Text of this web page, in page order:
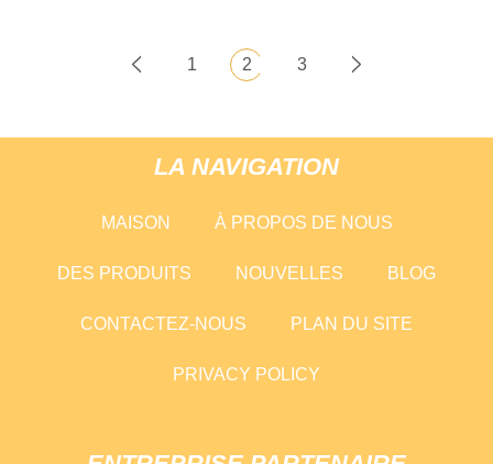
1 2 3
LA NAVIGATION
MAISON À PROPOS DE NOUS
DES PRODUITS NOUVELLES BLOG
CONTACTEZ-NOUS PLAN DU SITE
PRIVACY POLICY